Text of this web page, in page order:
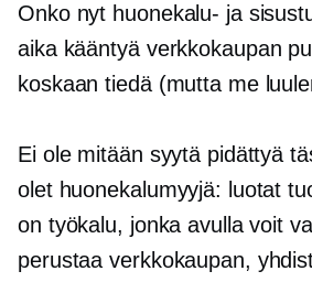
Onko nyt huonekalu- ja
aika kääntyä verkkokaupan
koskaan tiedä (mutta me
Ei ole mitään syytä pidättyä
olet huonekalumyyjä: luotat
on työkalu, jonka avulla voit
perustaa verkkokaupan,